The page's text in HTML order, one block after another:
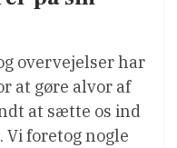
overvejelser har
at gøre alvor af
at sætte os ind
Vi foretog nogle